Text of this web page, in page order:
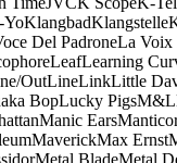
KlangbadKlangstelle
Del PadroneLa Voix
LeafLearning
OutLineLinkLittle
BopLucky PigsM&L
Manic Ears
MaverickMax Ernst